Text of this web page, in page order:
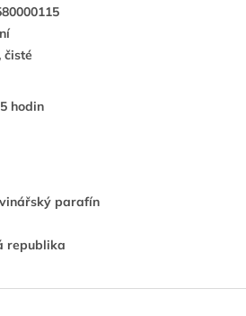
čisté
hodin
parafín
republika